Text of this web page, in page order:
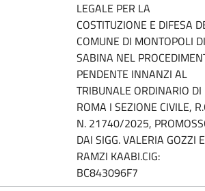
LEGALE PER LA
COSTITUZIONE E DIFESA
COMUNE DI MONTOPOLI DI
SABINA NEL
PENDENTE INNANZI AL
TRIBUNALE ORDINARIO DI
ROMA I SEZIONE CIVILE,
N. 21740/2025,
DAI SIGG. VALERIA GOZZI E
RAMZI KAABI.CIG:
BC843096F7